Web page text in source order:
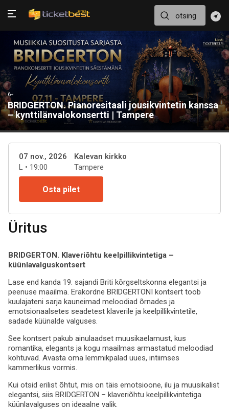
6+
BRIDGERTON. Pianoresitaali jousikvintetin kanssa
– kynttilänvalokonsertti | Tampere
07 nov., 2026
L • 19:00
Kalevan kirkko
Tampere
Osta pilet
Üritus
BRIDGERTON. Klaveriõhtu keelpillikvintetiga –
küünlavalguskontsert
Lase end kanda 19. sajandi Briti kõrgseltskonna elegantsi ja
peenuse maailma. Erakordne BRIDGERTONI kontsert toob
kuulajateni sarja kauneimad meloodiad õrnades ja
emotsionaalsetes seadetest klaverile ja keelpillikvintetile,
sadade küünalde valguses.
See kontsert pakub ainulaadset muusikaelamust, kus
romantika, elegants ja kogu maailmas armastatud meloodiad
kohtuvad. Avasta oma lemmikpalad uues, intiimses
kammerlikus vormis.
Kui otsid erilist õhtut, mis on täis emotsioone, ilu ja muusikalist
elegantsi, siis BRIDGERTON – klaveriõhtu keelpillikvintetiga
küünlavalguses on ideaalne valik.